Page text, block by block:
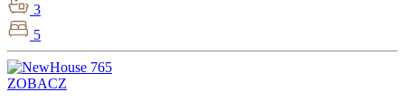
3
5
ZOBACZ